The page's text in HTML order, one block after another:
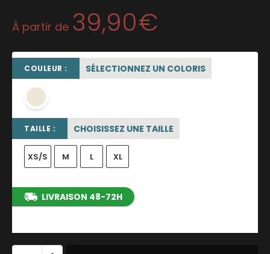
À partir de 39,90€
COULEUR : SÉLECTIONNEZ UN COLORIS
TAILLE : CHOISISSEZ UNE TAILLE
XS/S M L XL
LIVRAISON 48-72H